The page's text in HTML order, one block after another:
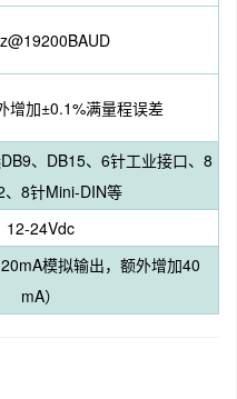
增加±0.1%满量程误差
、DB15、6针工业接口、8
、8针Mini-DIN等
12-24Vdc
模拟输出，额外增加40
mA）